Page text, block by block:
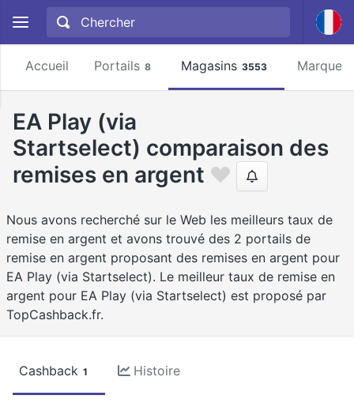
Accueil Portails 8 Magasins 3553 Marques
EA Play (via
Startselect) comparaison des
remises en argent
Nous avons recherché sur le Web les meilleurs taux de
remise en argent et avons trouvé des 2 portails de
remise en argent proposant des remises en argent pour
EA Play (via Startselect). Le meilleur taux de remise en
argent pour EA Play (via Startselect) est proposé par
TopCashback.fr.
Cashback 1 Histoire